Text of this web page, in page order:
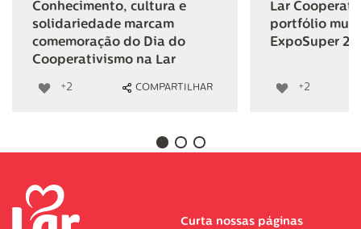
Conhecimento, cultura e
solidariedade marcam
comemoração do Dia do
Cooperativismo na Lar
+2 COMPARTILHAR
Lar
portfólio
ExpoSuper
+2
Curta nossas páginas